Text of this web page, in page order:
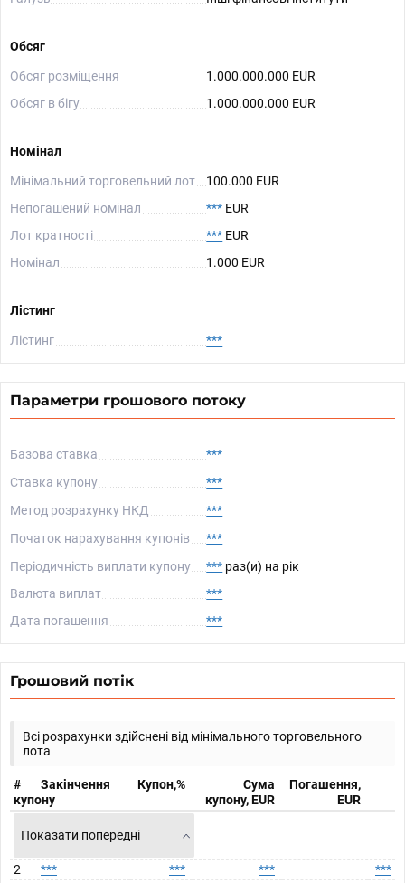
Обсяг
Обсяг розміщення
1.000.000.000 EUR
Обсяг в бігу
1.000.000.000 EUR
Номінал
Мінімальний торговельний лот
100.000 EUR
Непогашений номінал
*** EUR
Лот кратності
*** EUR
Номінал
1.000 EUR
Лістинг
Лістинг ***
Параметри грошового потоку
Базова ставка
***
Ставка купону
***
Метод розрахунку НКД
***
Початок нарахування купонів
***
Періодичність виплати купону
*** раз(и) на рік
Валюта виплат
***
Дата погашення
***
Грошовий потік
Всі розрахунки здійснені від мінімального торговельного
лота
#
Закінчення
купону
Купон,%
Сума
купону, EUR
Погашення,
EUR
Показати попередні
2 *** *** ***
***